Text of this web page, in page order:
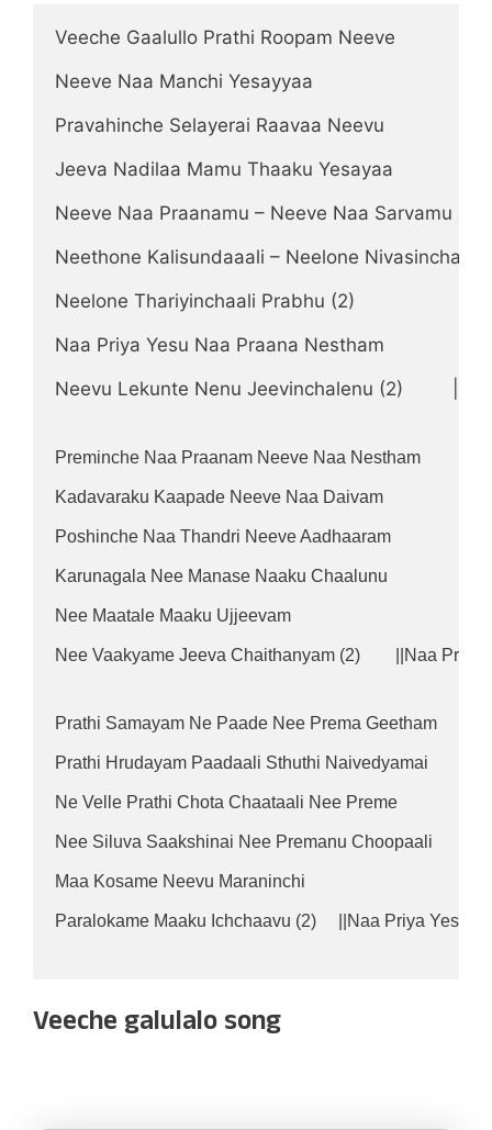
Veeche Gaalullo Prathi Roopam Neeve
Neeve Naa Manchi Yesayyaa
Pravahinche Selayerai Raavaa Neevu
Jeeva Nadilaa Mamu Thaaku Yesayaa
Neeve Naa Praanamu – Neeve Naa Sarvamu
Neethone Kalisundaaali – Neelone Nivasinchaali
Neelone Thariyinchaali Prabhu (2)
Naa Priya Yesu Naa Praana Nestham
Neevu Lekunte Nenu Jeevinchalenu (2)
Preminche Naa Praanam Neeve Naa Nestham
Kadavaraku Kaapade Neeve Naa Daivam
Poshinche Naa Thandri Neeve Aadhaaram
Karunagala Nee Manase Naaku Chaalunu
Nee Maatale Maaku Ujjeevam
Nee Vaakyame Jeeva Chaithanyam (2)        ||Naa Priya
Prathi Samayam Ne Paade Nee Prema Geetham
Prathi Hrudayam Paadaali Sthuthi Naivedyamai
Ne Velle Prathi Chota Chaataali Nee Preme
Nee Siluva Saakshinai Nee Premanu Choopaali
Maa Kosame Neevu Maraninchi
Paralokame Maaku Ichchaavu (2)     ||Naa Priya Yesu||
Veeche galulalo song